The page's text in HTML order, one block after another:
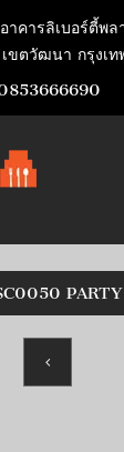
ารลิเบอร์ตี้พล
ขตวัฒนา กรุงเ
PARTY